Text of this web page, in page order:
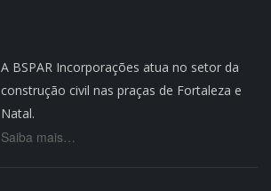
A BSPAR Incorporações atua no setor da
construção civil nas praças de Fortaleza e
Natal.
Saiba mais…